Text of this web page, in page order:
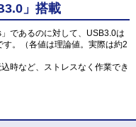
」搭載
であるのに対して、USB3.0は
。（各値は理論値。実際は約2
時など、ストレスなく作業でき